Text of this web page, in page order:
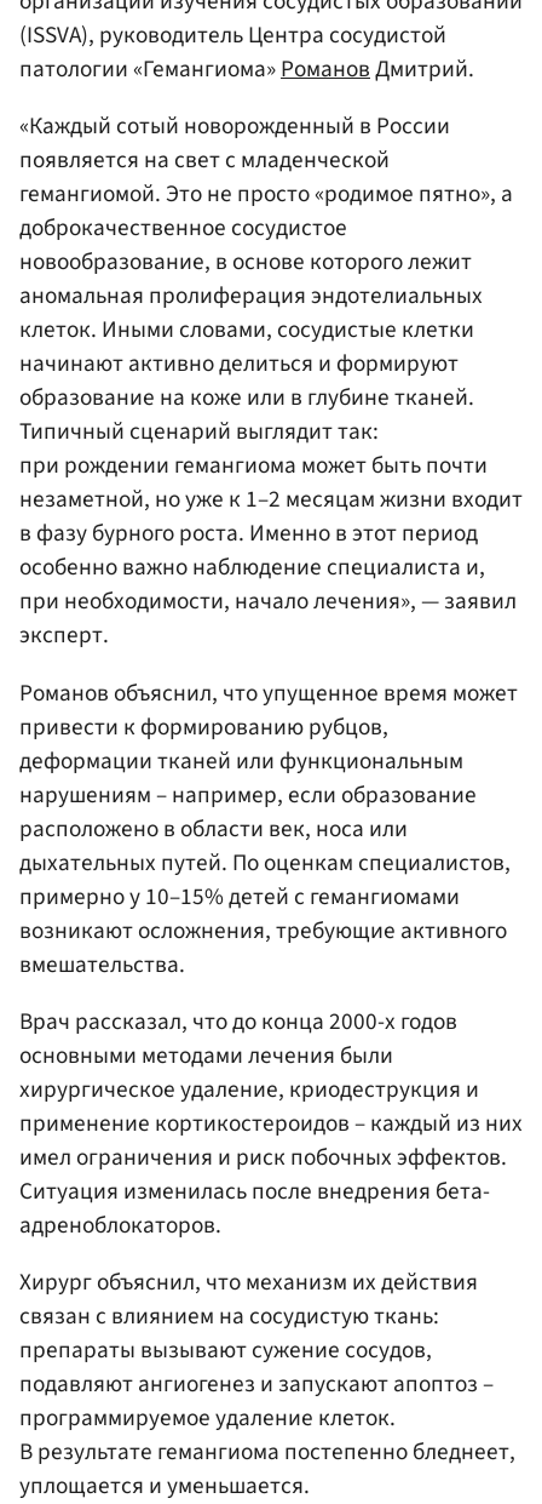
(ISSVA), руководитель Центра сосудистой
патологии «Гемангиома»РомановДмитрий.
«Каждый сотый новорожденный в России
появляется на свет с младенческой
гемангиомой. Это не просто «родимое пятно», а
доброкачественное сосудистое
новообразование, в основе которого лежит
аномальная пролиферация эндотелиальных
клеток. Иными словами, сосудистые клетки
начинают активно делиться и формируют
образование на коже или в глубине тканей.
Типичный сценарий выглядит так:
при рождении гемангиома может быть почти
незаметной, но уже к 1–2 месяцам жизни входит
в фазу бурного роста. Именно в этот период
особенно важно наблюдение специалиста и,
при необходимости, начало лечения», — заявил
эксперт.
Романов объяснил, что упущенное время может
привести к формированию рубцов,
деформации тканей или функциональным
нарушениям – например, если образование
расположено в области век, носа или
дыхательных путей. По оценкам специалистов,
примерно у 10–15% детей с гемангиомами
возникают осложнения, требующие активного
вмешательства.
Врач рассказал, что до конца 2000-х годов
основными методами лечения были
хирургическое удаление, криодеструкция и
применение кортикостероидов – каждый из них
имел ограничения и риск побочных эффектов.
Ситуация изменилась после внедрения бета-
адреноблокаторов.
Хирург объяснил, что механизм их действия
связан с влиянием на сосудистую ткань:
препараты вызывают сужение сосудов,
подавляют ангиогенез и запускают апоптоз –
программируемое удаление клеток.
В результате гемангиома постепенно бледнеет,
уплощается и уменьшается.